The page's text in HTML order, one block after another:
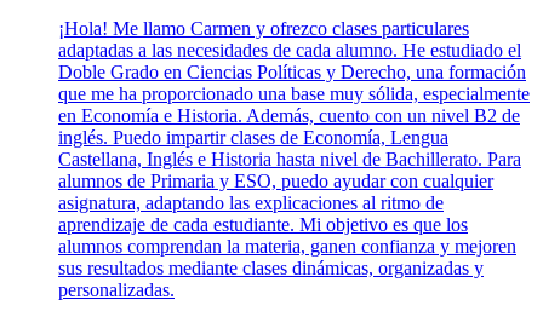
¡Hola! Me llamo Carmen y ofrezco clases particulares
adaptadas a las necesidades de cada alumno. He estudiado el
Doble Grado en Ciencias Políticas y Derecho, una formación
que me ha proporcionado una base muy sólida, especialmente
en Economía e Historia. Además, cuento con un nivel B2 de
inglés. Puedo impartir clases de Economía, Lengua
Castellana, Inglés e Historia hasta nivel de Bachillerato. Para
alumnos de Primaria y ESO, puedo ayudar con cualquier
asignatura, adaptando las explicaciones al ritmo de
aprendizaje de cada estudiante. Mi objetivo es que los
alumnos comprendan la materia, ganen confianza y mejoren
sus resultados mediante clases dinámicas, organizadas y
personalizadas.